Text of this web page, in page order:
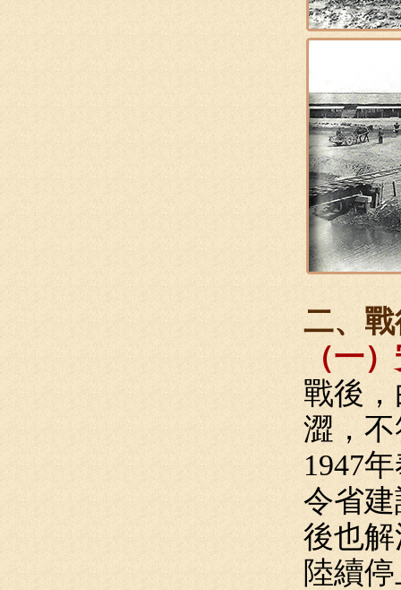
二、
（一
戰後
澀，
1947
令省
後也
陸續